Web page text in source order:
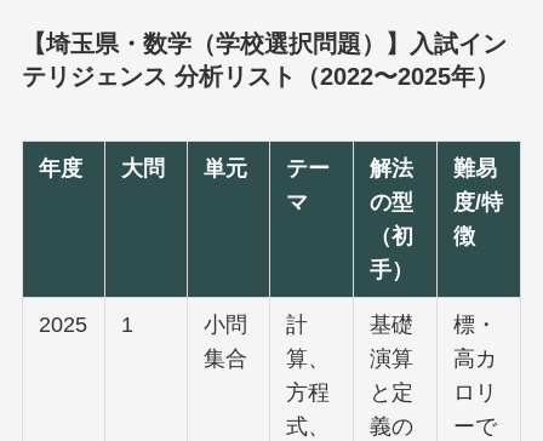
【埼玉県・数学（学校選択問題）】入試イン
テリジェンス 分析リスト（2022〜2025年）
年度 大問 単元
テー
マ
解法
の型
（初
手）
難易
度/特
徴
2025 1
小問
集合
計
算、
方程
式、
基礎
演算
と定
義の
標・
高カ
ロリ
ーで